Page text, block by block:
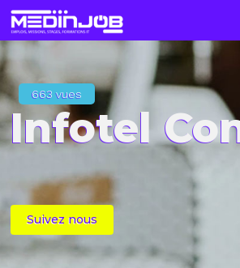
663 vues
Infotel
Suivez nous